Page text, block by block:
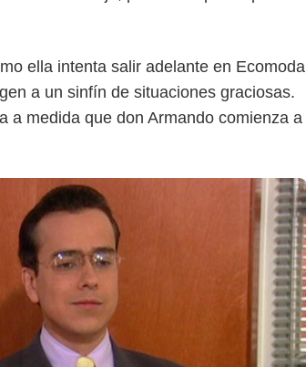
ella intenta salir adelante en Ecomoda
a un sinfín de situaciones graciosas.
a medida que don Armando comienza a